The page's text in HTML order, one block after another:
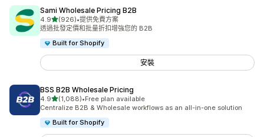
Sami Wholesale Pricing B2B
4.9滿分 5 顆星
(926)
共有 926 則評價
•提供免費方案
透過批發定價和批量折扣增強您的 B2B
Built for Shopify
安裝
BSS B2B Wholesale Pricing
4.9滿分 5 顆星
(1,088)
共有 1088 則評價
•Free plan available
Centralize B2B & Wholesale workflows as an all-in-one solution
Built for Shopify